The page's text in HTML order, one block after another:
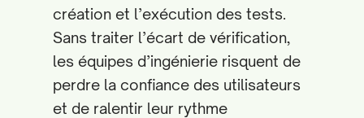
création et l’exécution des tests.
Sans traiter l’écart de vérification,
les équipes d’ingénierie risquent de
perdre la confiance des utilisateurs
et de ralentir leur rythme